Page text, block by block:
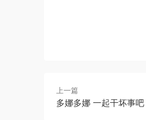
上一篇
多娜多娜 一起干坏事